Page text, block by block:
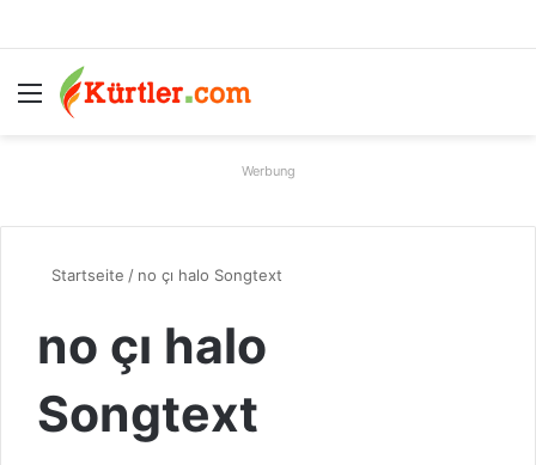
Menü
Werbung
Startseite / no çı halo Songtext
no çı halo
Songtext